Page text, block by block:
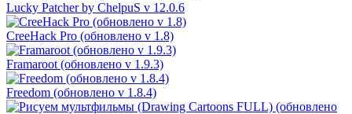
Lucky Patcher by ChelpuS v 12.0.6
CreeHack Pro (обновлено v 1.8)
Framaroot (обновлено v 1.9.3)
Freedom (обновлено v 1.8.4)